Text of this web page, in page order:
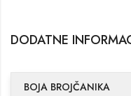
DODATNE
BOJA BROJČANIKA